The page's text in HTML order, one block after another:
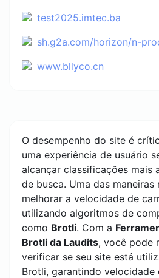
test2025.imtec.ba
sh.g2a.com/horizon/n-prod/assets/
www.bllyco.cn
O desempenho do site é
uma experiência de usuário
alcançar classificações mais
de busca. Uma das maneiras
melhorar a velocidade de
utilizando algoritmos de
como Brotli. Com a
Brotli da Laudits, você pode
verificar se seu site está
Brotli, garantindo velocidade